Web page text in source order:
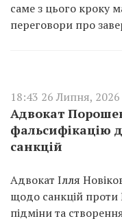
саме з цього кроку
переговори про
18:43 26 Липня, 2026
Адвокат
фальсифікацію
санкцій
Адвокат Ілля
щодо санкцій
підміни та